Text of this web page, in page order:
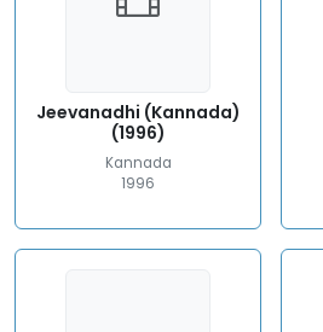
Jeevanadhi (Kannada)
(1996)
Kannada
1996